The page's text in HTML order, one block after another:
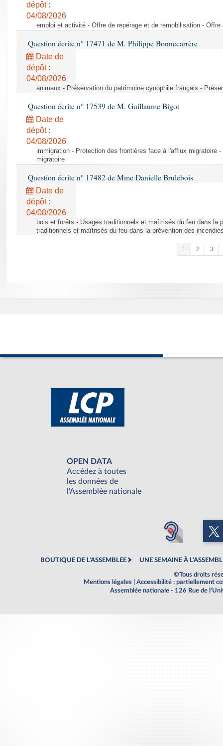
dépôt :
04/08/2026
emploi et activité - Offre de repérage et de remobilisation -
Question écrite n° 17471 de M. Philippe Bonnecarrère
Date de
dépôt :
04/08/2026
animaux - Préservation du patrimoine cynophile français -
Question écrite n° 17539 de M. Guillaume Bigot
Date de
dépôt :
04/08/2026
immigration - Protection des frontières face à l'afflux migratoire
migratoire
Question écrite n° 17482 de Mme Danielle Brulebois
Date de
dépôt :
04/08/2026
bois et forêts - Usages traditionnels et maîtrisés du feu dans la
traditionnels et maîtrisés du feu dans la prévention des
1 2 3
OPEN DATA
Accédez à toutes
les données de
l'Assemblée nationale
BOUTIQUE DE L'ASSEMBLEE UNE SEMAINE À
©Tous droits
Mentions légales
Accessibilité : partiellement
Assemblée nationale - 126 Rue de